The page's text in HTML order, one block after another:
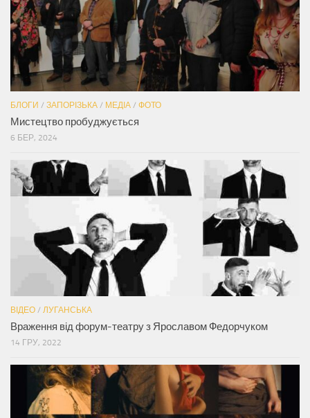
БЛОГИ / ЗАПОРІЗЬКА / МЕДІА / ФОТО
Мистецтво пробуджується
6 БЕР, 2024
ВІДЕО / ЛУГАНСЬКА
Враження від форум-театру з Ярославом Федорчуком
14 ГРУ, 2022